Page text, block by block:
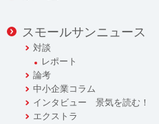
スモールサンニュース
対談
レポート
論考
中小企業コラム
インタビュー 景気を読む！
エクストラ